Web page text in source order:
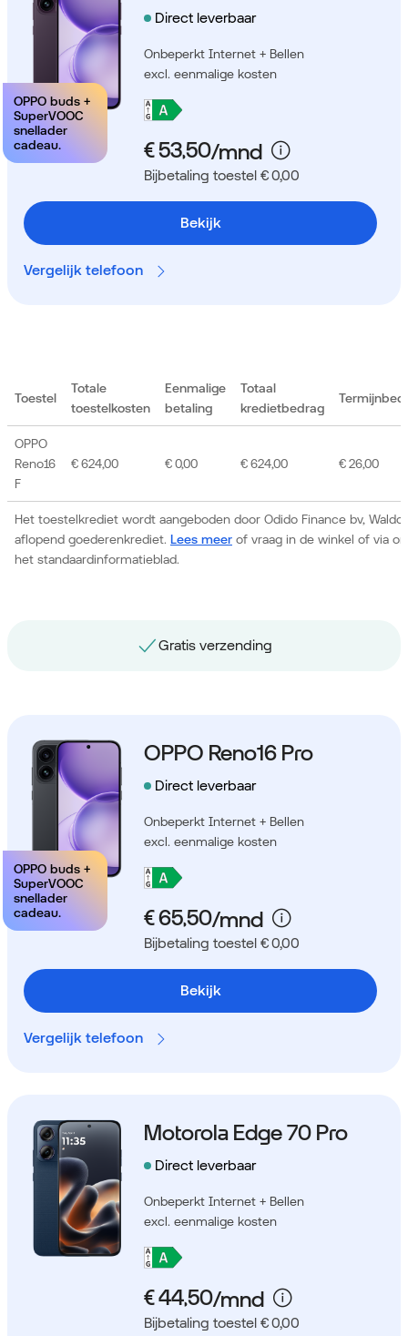
OPPO buds +
SuperVOOC
snellader
cadeau.
Direct leverbaar
Onbeperkt Internet + Bellen
excl. eenmalige kosten
Bijbetaling toestel € 0,00
Bekijk
Vergelijk telefoon
Toestel
Totale
toestelkosten
Eenmalige
betaling
Totaal
kredietbedrag
Het toestelkrediet wordt aangeboden door Odido Finance bv,
aflopend goederenkrediet. Lees meer of vraag in de winkel of via
het standaardinformatieblad.
OPPO
Reno16
F
€ 624,00 € 0,00 € 624,00 € 26,00
Gratis nummerbehoud
OPPO buds +
SuperVOOC
snellader
cadeau.
OPPO Reno16 Pro
Direct leverbaar
Onbeperkt Internet + Bellen
excl. eenmalige kosten
Bijbetaling toestel € 0,00
Bekijk
Vergelijk telefoon
Motorola Edge 70 Pro
Direct leverbaar
Onbeperkt Internet + Bellen
excl. eenmalige kosten
Bijbetaling toestel € 0,00